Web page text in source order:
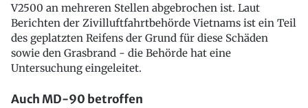
V2500 an mehreren Stellen abgebrochen ist. Laut
Berichten der Zivilluftfahrtbehörde Vietnams ist ein Teil
des geplatzten Reifens der Grund für diese Schäden
sowie den Grasbrand - die Behörde hat eine
Untersuchung eingeleitet.
Auch MD-90 betroffen